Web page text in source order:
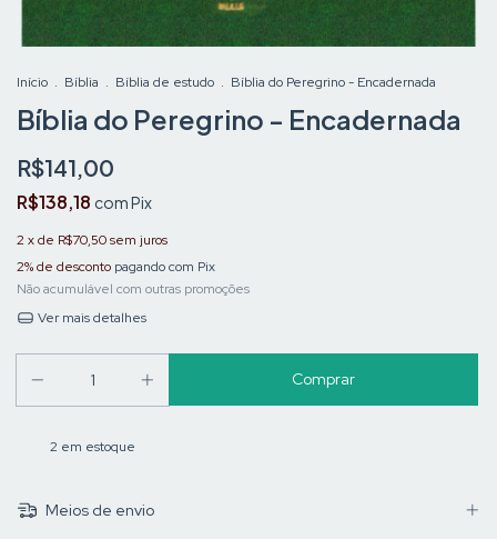
Início . Bíblia . Bíblia de estudo . Bíblia do Peregrino - Encadernada
Bíblia do Peregrino - Encadernada
R$141,00
R$138,18 comPix
2 x de R$70,50sem juros
2% de desconto pagando com Pix
Não acumulável com outras promoções
Ver mais detalhes
2 em estoque
Meios de envio